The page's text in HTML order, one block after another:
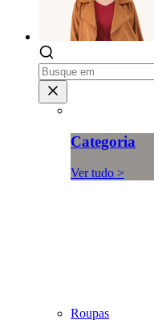
Categoria
Ver tudo >
Roupas